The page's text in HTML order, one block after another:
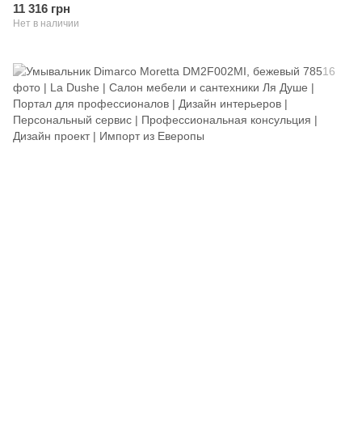
11 316 грн
Нет в наличии